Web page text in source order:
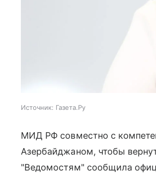
Источник: Газета.Ру
МИД РФ совместно с
Азербайджаном, чтобы
"Ведомостям" сообщила